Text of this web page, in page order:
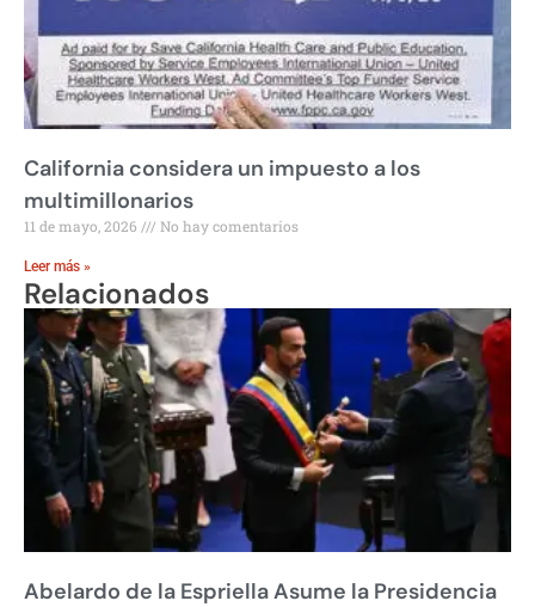
California considera un impuesto a los
multimillonarios
11 de mayo, 2026 No hay comentarios
Leer más »
Relacionados
Abelardo de la Espriella Asume la Presidencia